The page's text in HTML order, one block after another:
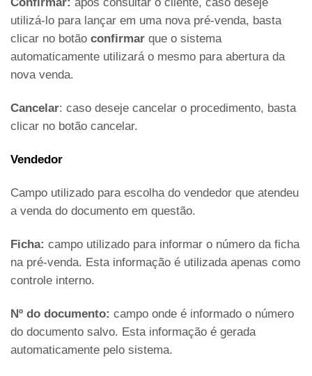
utilizá-lo para lançar em uma nova pré-venda, basta
clicar no botão confirmar que o sistema
automaticamente utilizará o mesmo para abertura da
nova venda.
Cancelar: caso deseje cancelar o procedimento, basta
clicar no botão cancelar.
Vendedor
Campo utilizado para escolha do vendedor que atendeu
a venda do documento em questão.
Ficha: campo utilizado para informar o número da ficha
na pré-venda. Esta informação é utilizada apenas como
controle interno.
Nº do documento: campo onde é informado o número
do documento salvo. Esta informação é gerada
automaticamente pelo sistema.